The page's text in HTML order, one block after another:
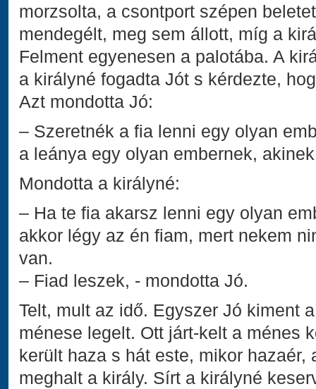
morzsolta, a csontport szépen
mendegélt, meg sem állott, míg a
Felment egyenesen a palotába. A
a királyné fogadta Jót s kérdezte,
Azt mondotta Jó:
– Szeretnék a fia lenni egy olyan
a leánya egy olyan embernek,
Mondotta a királyné:
– Ha te fia akarsz lenni egy olyan
akkor légy az én fiam, mert nekem
van.
– Fiad leszek, - mondotta Jó.
Telt, mult az idő. Egyszer Jó kiment
ménese legelt. Ott járt-kelt a ménes
került haza s hát este, mikor
meghalt a király. Sírt a királyné